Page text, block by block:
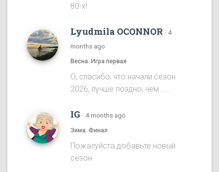
80-х!
Lyudmila OCONNOR · 4
months ago
Весна. Игра первая
О, спасибо, что начали сезон
2026, лучше поздно, чем.......
IG · 4 months ago
Зима. Финал
Пожалуйста добавьте новый
сезон